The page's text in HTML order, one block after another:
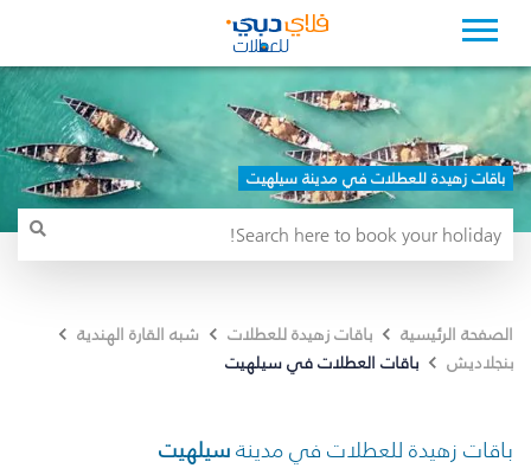
باقات زهيدة للعطلات في مدينة سيلهيت
الصفحة الرئيسية باقات زهيدة للعطلات
شبه القارة الهندية
بنجلاديش
باقات العطلات في سيلهيت
باقات زهيدة للعطلات في مدينةسيلهيت